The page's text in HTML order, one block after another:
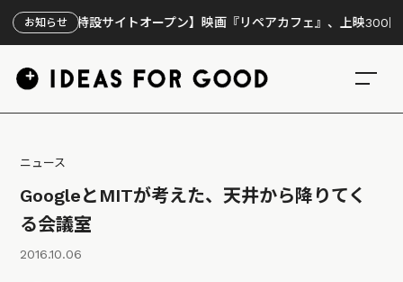
お知らせ
【特設サイトオープン】映画『リペアカフェ』、上映300回の先
ニュース
GoogleとMITが考えた、天井から降りてく
る会議室
2016.10.06